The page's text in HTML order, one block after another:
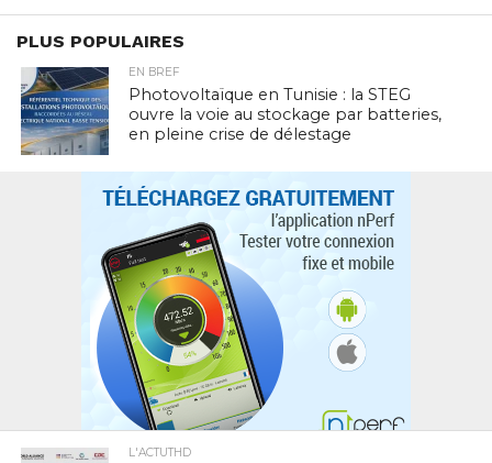
PLUS POPULAIRES
EN BREF
Photovoltaïque en Tunisie : la STEG
ouvre la voie au stockage par batteries,
en pleine crise de délestage
L'ACTUTHD